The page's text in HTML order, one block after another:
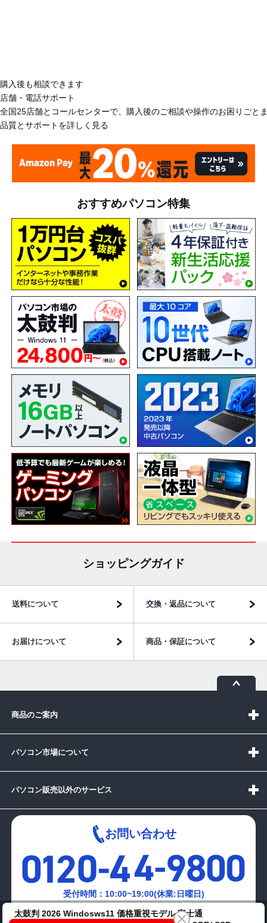
太鼓判 2026 Windosws11 価格重視モデル 富士通
購入後も相談できます
店舗・電話サポート
全国25店舗とコールセンターで、購入後のご相談や操作のお困りごと
品質とサポートを詳しく見る
おすすめパソコン特集
ショッピングガイド
送料について 交換・返品について
お届けについて 商品・保証について
商品のご案内
パソコン市場について
パソコン販売以外のサービス
お問い合わせ
受付時間：10:00~19:00(休業:日曜日)